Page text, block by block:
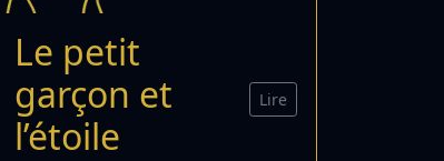
Le petit
garçon et
l’étoile
Lire